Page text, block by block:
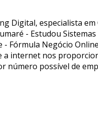
especialista em
- Estudou
Fórmula Negócio
internet nos
número possível de